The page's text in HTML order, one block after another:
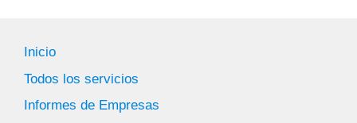
Inicio
Todos los servicios
Informes de Empresas